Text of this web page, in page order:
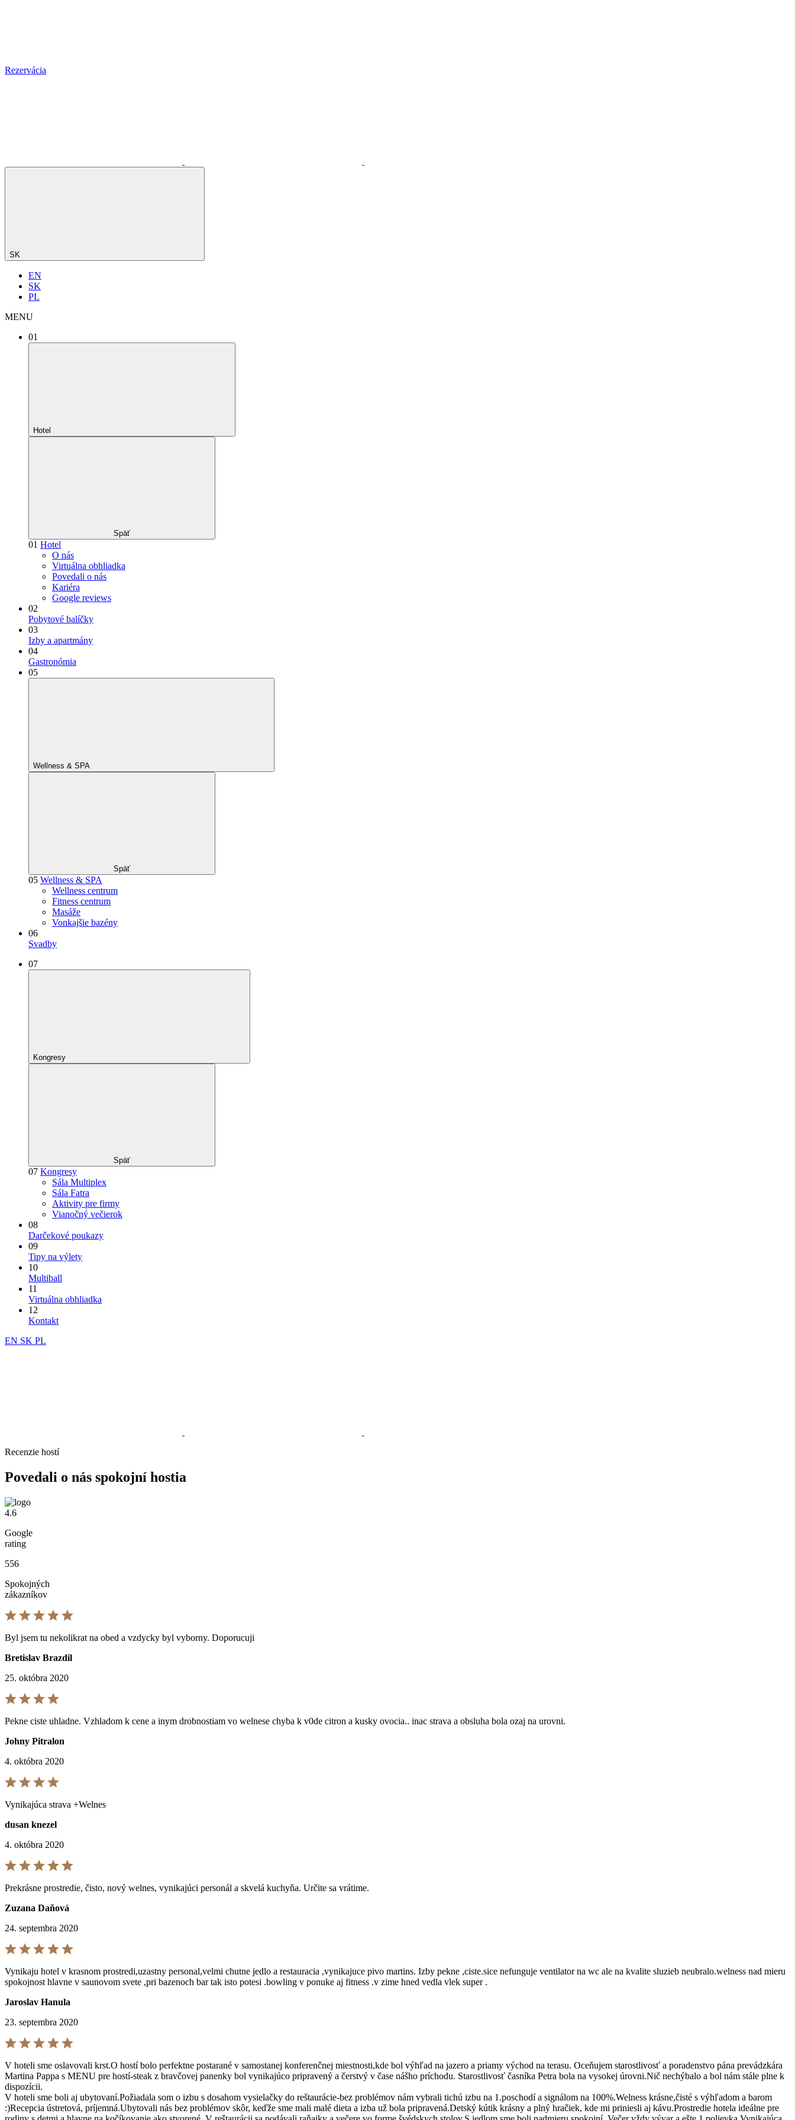
Rezervácia
SK
EN
SK
PL
MENU
01
Hotel
Späť
01 Hotel
O nás
Virtuálna obhliadka
Povedali o nás
Kariéra
Google reviews
02
Pobytové balíčky
03
Izby a apartmány
04
Gastronómia
05
Wellness & SPA
Späť
05 Wellness & SPA
Wellness centrum
Fitness centrum
Masáže
Vonkajšie bazény
06
Svadby
07
Kongresy
Späť
07 Kongresy
Sála Multiplex
Sála Fatra
Aktivity pre firmy
Vianočný večierok
08
Darčekové poukazy
09
Tipy na výlety
10
Multiball
11
Virtuálna obhliadka
12
Kontakt
EN SK PL
Recenzie hostí
Povedali o nás spokojní hostia
4.6
Google
rating
556
Spokojných
zákazníkov
Byl jsem tu nekolikrat na obed a vzdycky byl vyborny. Doporucuji
Bretislav Brazdil
25. októbra 2020
Pekne ciste uhladne. Vzhladom k cene a inym drobnostiam vo welnese chyba k v0de citron a kusky ovocia.. inac strava a obsluha bola ozaj na urovni.
Johny Pitralon
4. októbra 2020
Vynikajúca strava +Welnes
dusan knezel
4. októbra 2020
Prekrásne prostredie, čisto, nový welnes, vynikajúci personál a skvelá kuchyňa. Určite sa vrátime.
Zuzana Daňová
24. septembra 2020
Vynikaju hotel v krasnom prostredi,uzastny personal,velmi chutne jedlo a restauracia ,vynikajuce pivo martins. Izby pekne ,ciste.sice nefunguje ventilator na wc ale na kvalite sluzieb neubralo.welness nad mieru
spokojnost hlavne v saunovom svete ,pri bazenoch bar tak isto potesi .bowling v ponuke aj fitness .v zime hned vedla vlek super .
Jaroslav Hanula
23. septembra 2020
V hoteli sme oslavovali krst.O hostí bolo perfektne postarané v samostanej konferenčnej miestnosti,kde bol výhľad na jazero a priamy východ na terasu. Oceňujem starostlivosť a poradenstvo pána prevádzkára
Martina Pappa s MENU pre hostí-steak z bravčovej panenky bol vynikajúco pripravený a čerstvý v čase nášho príchodu. Starostlivosť časníka Petra bola na vysokej úrovni.Nič nechýbalo a bol nám stále plne k
dispozícii.
V hoteli sme boli aj ubytovaní.Požiadala som o izbu s dosahom vysielačky do reštaurácie-bez problémov nám vybrali tichú izbu na 1.poschodí a signálom na 100%.Welness krásne,čisté s výhľadom a barom
:)Recepcia ústretová, príjemná.Ubytovali nás bez problémov skôr, keďže sme mali malé dieta a izba už bola pripravená.Detský kútik krásny a plný hračiek, kde mi priniesli aj kávu.Prostredie hotela ideálne pre